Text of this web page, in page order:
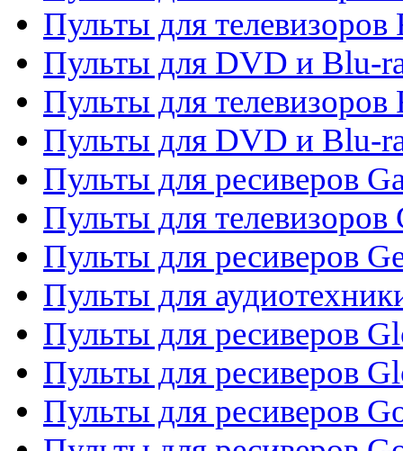
Пульты для телевизоров
Пульты для DVD и Blu-
Пульты для телевизоров
Пульты для DVD и Blu-
Пульты для ресиверов
Пульты для телевизоров
Пульты для ресиверов
Пульты для
Пульты для ресиверов
Пульты для ресиверов
Пульты для ресиверов